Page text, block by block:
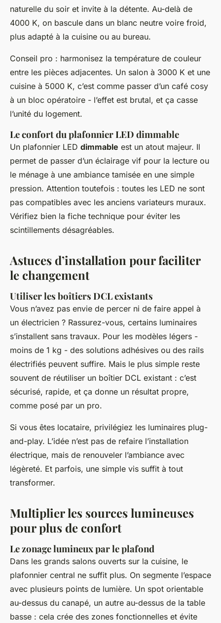
naturelle du soir et invite à la détente. Au-delà de
4000 K, on bascule dans un blanc neutre voire froid,
plus adapté à la cuisine ou au bureau.
Conseil pro : harmonisez la température de couleur
entre les pièces adjacentes. Un salon à 3000 K et une
cuisine à 5000 K, c’est comme passer d’un café cosy
à un bloc opératoire - l’effet est brutal, et ça casse
l’unité du logement.
Le confort du plafonnier LED dimmable
Un plafonnier LED dimmable est un atout majeur. Il
permet de passer d’un éclairage vif pour la lecture ou
le ménage à une ambiance tamisée en une simple
pression. Attention toutefois : toutes les LED ne sont
pas compatibles avec les anciens variateurs muraux.
Vérifiez bien la fiche technique pour éviter les
scintillements désagréables.
Astuces d’installation pour faciliter
le changement
Utiliser les boîtiers DCL existants
Vous n’avez pas envie de percer ni de faire appel à
un électricien ? Rassurez-vous, certains luminaires
s’installent sans travaux. Pour les modèles légers -
moins de 1 kg - des solutions adhésives ou des rails
électrifiés peuvent suffire. Mais le plus simple reste
souvent de réutiliser un boîtier DCL existant : c’est
sécurisé, rapide, et ça donne un résultat propre,
comme posé par un pro.
Si vous êtes locataire, privilégiez les luminaires plug-
and-play. L’idée n’est pas de refaire l’installation
électrique, mais de renouveler l’ambiance avec
légèreté. Et parfois, une simple vis suffit à tout
transformer.
Multiplier les sources lumineuses
pour plus de confort
Le zonage lumineux par le plafond
Dans les grands salons ouverts sur la cuisine, le
plafonnier central ne suffit plus. On segmente l’espace
avec plusieurs points de lumière. Un spot orientable
au-dessus du canapé, un autre au-dessus de la table
basse : cela crée des zones fonctionnelles et évite